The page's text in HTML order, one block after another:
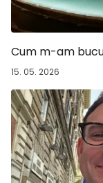
Cum m-am
15. 05. 2026